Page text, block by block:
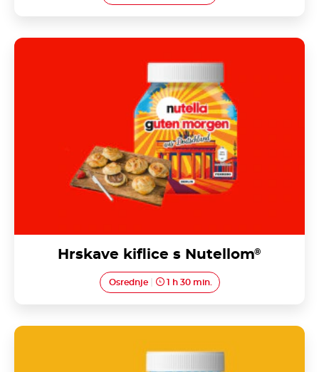
Hrskave kiflice s Nutellom®
Osrednje 1 h 30 min.